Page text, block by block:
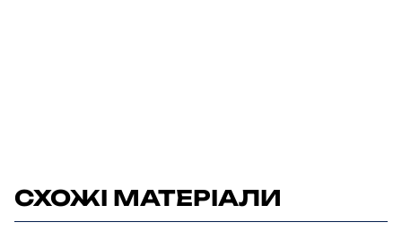
СХОЖІ МАТЕРІАЛИ